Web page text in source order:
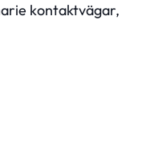
kontaktvägar,